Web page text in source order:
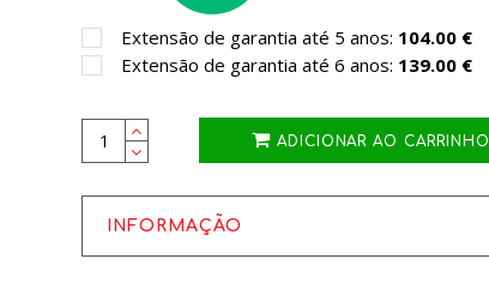
Extensão de garantia até 5 anos: 104.00 €
Extensão de garantia até 6 anos: 139.00 €
ADICIONAR AO CARRINHO
INFORMAÇÃO